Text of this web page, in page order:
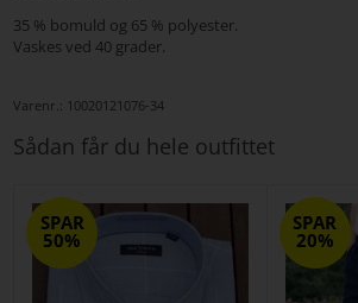
35 % bomuld og 65 % polyester.
Vaskes ved 40 grader.
Varenr.: 10020121076-34
Sådan får du hele outfittet
SPAR
50%
SPAR
20%